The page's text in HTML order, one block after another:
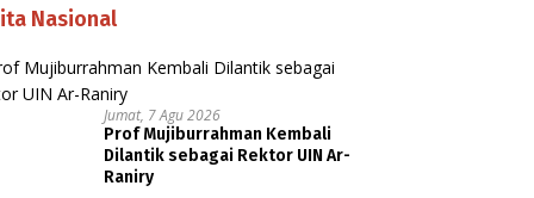
Nasional
Jumat, 7 Agu 2026
Prof Mujiburrahman Kembali
Dilantik sebagai Rektor UIN Ar-
Raniry